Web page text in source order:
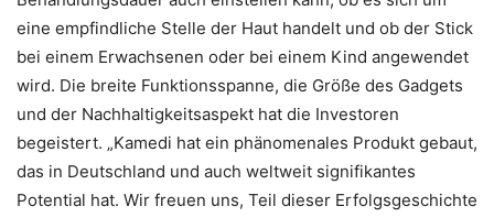
eine empfindliche Stelle der Haut handelt und ob der Stick
bei einem Erwachsenen oder bei einem Kind angewendet
wird. Die breite Funktionsspanne, die Größe des Gadgets
und der Nachhaltigkeitsaspekt hat die Investoren
begeistert. „Kamedi hat ein phänomenales Produkt gebaut,
das in Deutschland und auch weltweit signifikantes
Potential hat. Wir freuen uns, Teil dieser Erfolgsgeschichte